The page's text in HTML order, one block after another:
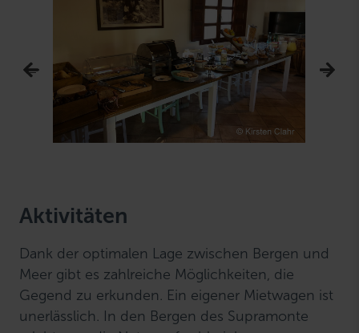
Aktivitäten
Dank der optimalen Lage zwischen Bergen und
Meer gibt es zahlreiche Möglichkeiten, die
Gegend zu erkunden. Ein eigener Mietwagen ist
unerlässlich. In den Bergen des Supramonte